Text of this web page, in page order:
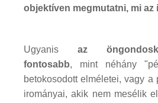
objektíven megmutatni, mi az
Ugyanis az
fontosabb, mint néhány
betokosodott elméletei, vagy a
irományai, akik nem mesélik